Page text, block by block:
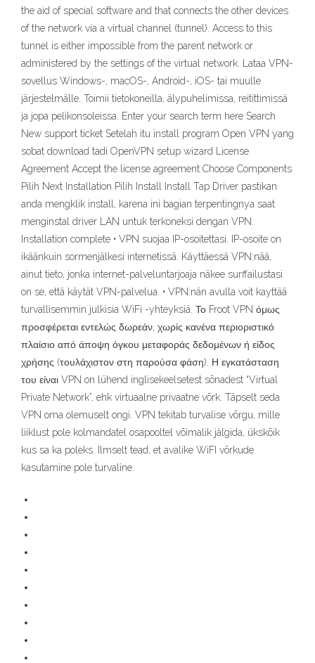
the aid of special software and that connects the other devices
of the network via a virtual channel (tunnel). Access to this
tunnel is either impossible from the parent network or
administered by the settings of the virtual network. Lataa VPN-
sovellus Windows-, macOS-, Android-, iOS- tai muulle
järjestelmälle. Toimii tietokoneilla, älypuhelimissa, reitittimissä
ja jopa pelikonsoleissa. Enter your search term here Search
New support ticket Setelah itu install program Open VPN yang
sobat download tadi OpenVPN setup wizard License
Agreement Accept the license agreement Choose Components
Pilih Next Installation Pilih Install Install Tap Driver pastikan
anda mengklik install, karena ini bagian terpentingnya saat
menginstal driver LAN untuk terkoneksi dengan VPN.
Installation complete • VPN suojaa IP-osoitettasi. IP-osoite on
ikäänkuin sormenjälkesi internetissä. Käyttäessä VPN:nää,
ainut tieto, jonka internet-palveluntarjoaja näkee surffailustasi
on se, että käytät VPN-palvelua. • VPN:nän avulla voit kayttää
turvallisemmin julkisia WiFi -yhteyksiä. Το Froot VPN όμως
προσφέρεται εντελώς δωρεάν, χωρίς κανένα περιοριστικό
πλαίσιο από άποψη όγκου μεταφοράς δεδομένων ή είδος
χρήσης (τουλάχιστον στη παρούσα φάση). Η εγκατάσταση
του είναι VPN on lühend inglisekeelsetest sõnadest “Virtual
Private Network”, ehk virtuaalne privaatne võrk. Täpselt seda
VPN oma olemuselt ongi. VPN tekitab turvalise võrgu, mille
liiklust pole kolmandatel osapooltel võimalik jälgida, ükskõik
kus sa ka poleks. Ilmselt tead, et avalike WiFI võrkude
kasutamine pole turvaline.